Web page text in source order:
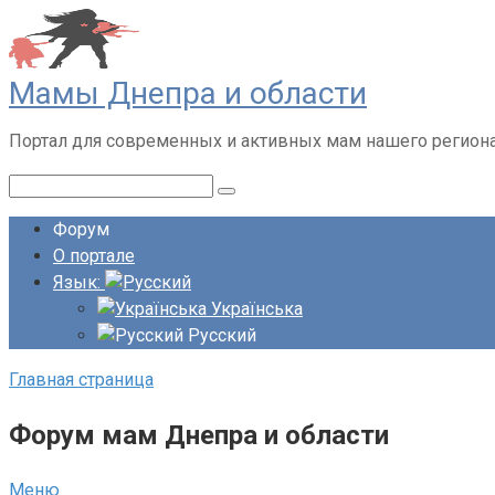
Перейти
к
контенту
Мамы Днепра и области
Портал для современных и активных мам нашего
Форум
О портале
Язык:
Українська
Русский
Главная страница
Форум мам Днепра и области
Меню